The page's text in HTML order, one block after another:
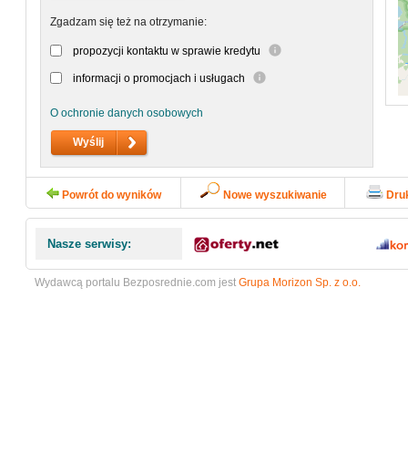
Zgadzam się też na otrzymanie:
propozycji kontaktu w sprawie kredytu
informacji o promocjach i usługach
O ochronie danych osobowych
Powrót do wyników Nowe wyszukiwanie
Nasze serwisy:
Wydawcą portalu Bezposrednie.com jest Grupa Morizon Sp. z o.o.